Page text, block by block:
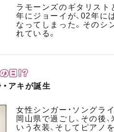
ラモーンズのギタリスト
年にジョーイが、02年に
なってしまった。そのシ
れている。
アキが誕生
女性シンガー・ソングラ
岡山県で過ごし、その後
いう衣装、そしてピア